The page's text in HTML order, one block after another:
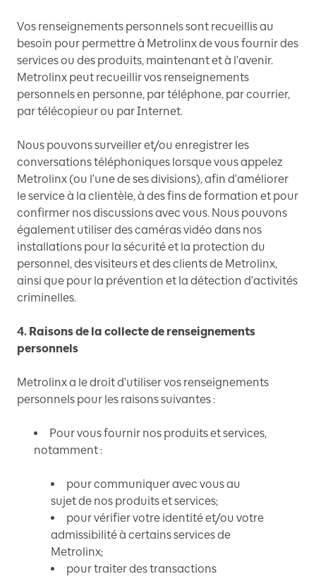
Vos renseignements personnels sont recueillis au
besoin pour permettre à Metrolinx de vous fournir des
services ou des produits, maintenant et à l'avenir.
Metrolinx peut recueillir vos renseignements
personnels en personne, par téléphone, par courrier,
par télécopieur ou par Internet.
Nous pouvons surveiller et/ou enregistrer les
conversations téléphoniques lorsque vous appelez
Metrolinx (ou l'une de ses divisions), afin d'améliorer
le service à la clientèle, à des fins de formation et pour
confirmer nos discussions avec vous. Nous pouvons
également utiliser des caméras vidéo dans nos
installations pour la sécurité et la protection du
personnel, des visiteurs et des clients de Metrolinx,
ainsi que pour la prévention et la détection d'activités
criminelles.
4. Raisons de la collecte de renseignements
personnels
Metrolinx a le droit d'utiliser vos renseignements
personnels pour les raisons suivantes :
Pour vous fournir nos produits et services,
notamment :
pour communiquer avec vous au
sujet de nos produits et services;
pour vérifier votre identité et/ou votre
admissibilité à certains services de
Metrolinx;
pour traiter des transactions